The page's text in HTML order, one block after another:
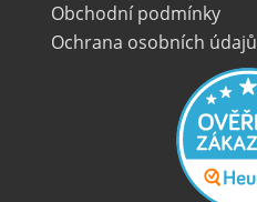
Obchodní podmínky
Ochrana osobních údajů